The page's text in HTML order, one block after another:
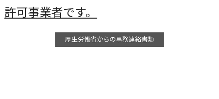
許可事業者です。
厚生労働省からの事務連絡書類